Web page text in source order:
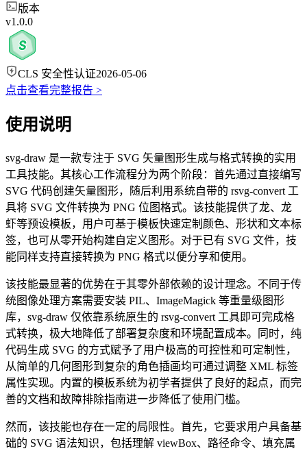
版本
v1.0.0
CLS 安全性认证2026-05-06
点击查看完整报告 >
使用说明
svg-draw 是一款专注于 SVG 矢量图形生成与格式转换的实用
工具技能。其核心工作流程分为两个阶段：首先通过直接编写
SVG 代码创建矢量图形，随后利用系统自带的 rsvg-convert 工
具将 SVG 文件转换为 PNG 位图格式。该技能提供了龙、龙
虾等预设模板，用户可基于模板快速定制颜色、形状和文本标
签，也可从零开始构建自定义图形。对于已有 SVG 文件，技
能同样支持直接转换为 PNG 格式以便分享和使用。
该技能最显著的优势在于其零外部依赖的设计理念。不同于传
统图像处理方案需要安装 PIL、ImageMagick 等重量级图形
库，svg-draw 仅依靠系统原生的 rsvg-convert 工具即可完成格
式转换，极大地降低了部署复杂度和环境配置成本。同时，纯
代码生成 SVG 的方式赋予了用户极高的可控性和可定制性，
从简单的几何图形到复杂的角色插画均可通过调整 XML 标签
属性实现。内置的模板系统为初学者提供了良好的起点，而完
善的文档和故障排除指南进一步降低了使用门槛。
然而，该技能也存在一定的局限性。首先，它要求用户具备基
础的 SVG 语法知识，包括理解 viewBox、路径命令、填充属